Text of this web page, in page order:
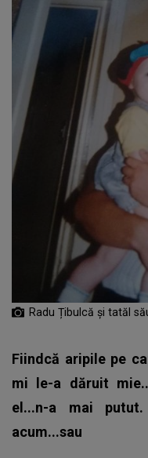
Radu Țibulcă și tatăl
Fiindcă aripile pe
mi le-a dăruit
el...n-a mai
acum...sau